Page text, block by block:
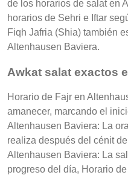
de los horarios de salat en
horarios de Sehri e Iftar
Fiqh Jafria (Shia) también
Altenhausen Baviera.
Awkat salat exactos
Horario de Fajr en
amanecer, marcando el
Altenhausen Baviera: La
realiza después del cénit
Altenhausen Baviera: La
progreso del día, Horario